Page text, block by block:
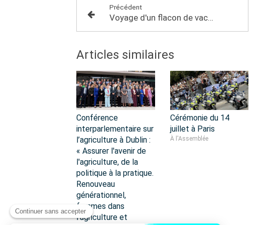
Précédent
Voyage d'un flacon de vaccin
Articles similaires
Conférence
interparlementaire sur
l’agriculture à Dublin :
« Assurer l'avenir de
l'agriculture, de la
politique à la pratique.
Renouveau
générationnel,
femmes dans
l'agriculture et
Cérémonie du 14
juillet à Paris
À l'Assemblée